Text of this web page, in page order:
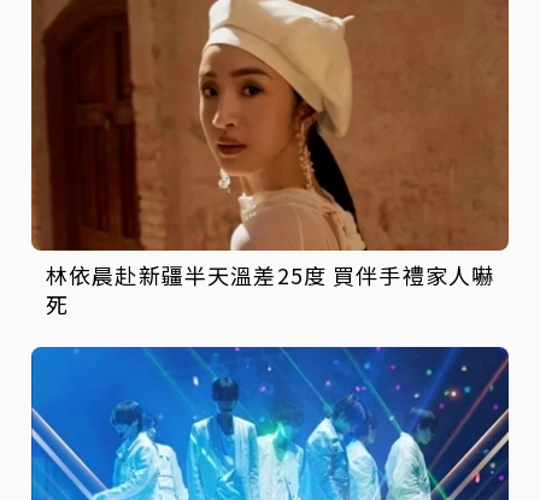
林依晨赴新疆半天溫差25度 買伴手禮家人嚇
死